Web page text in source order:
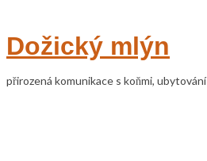
Dožický mlýn
přirozená komunikace s koňmi, ubytování